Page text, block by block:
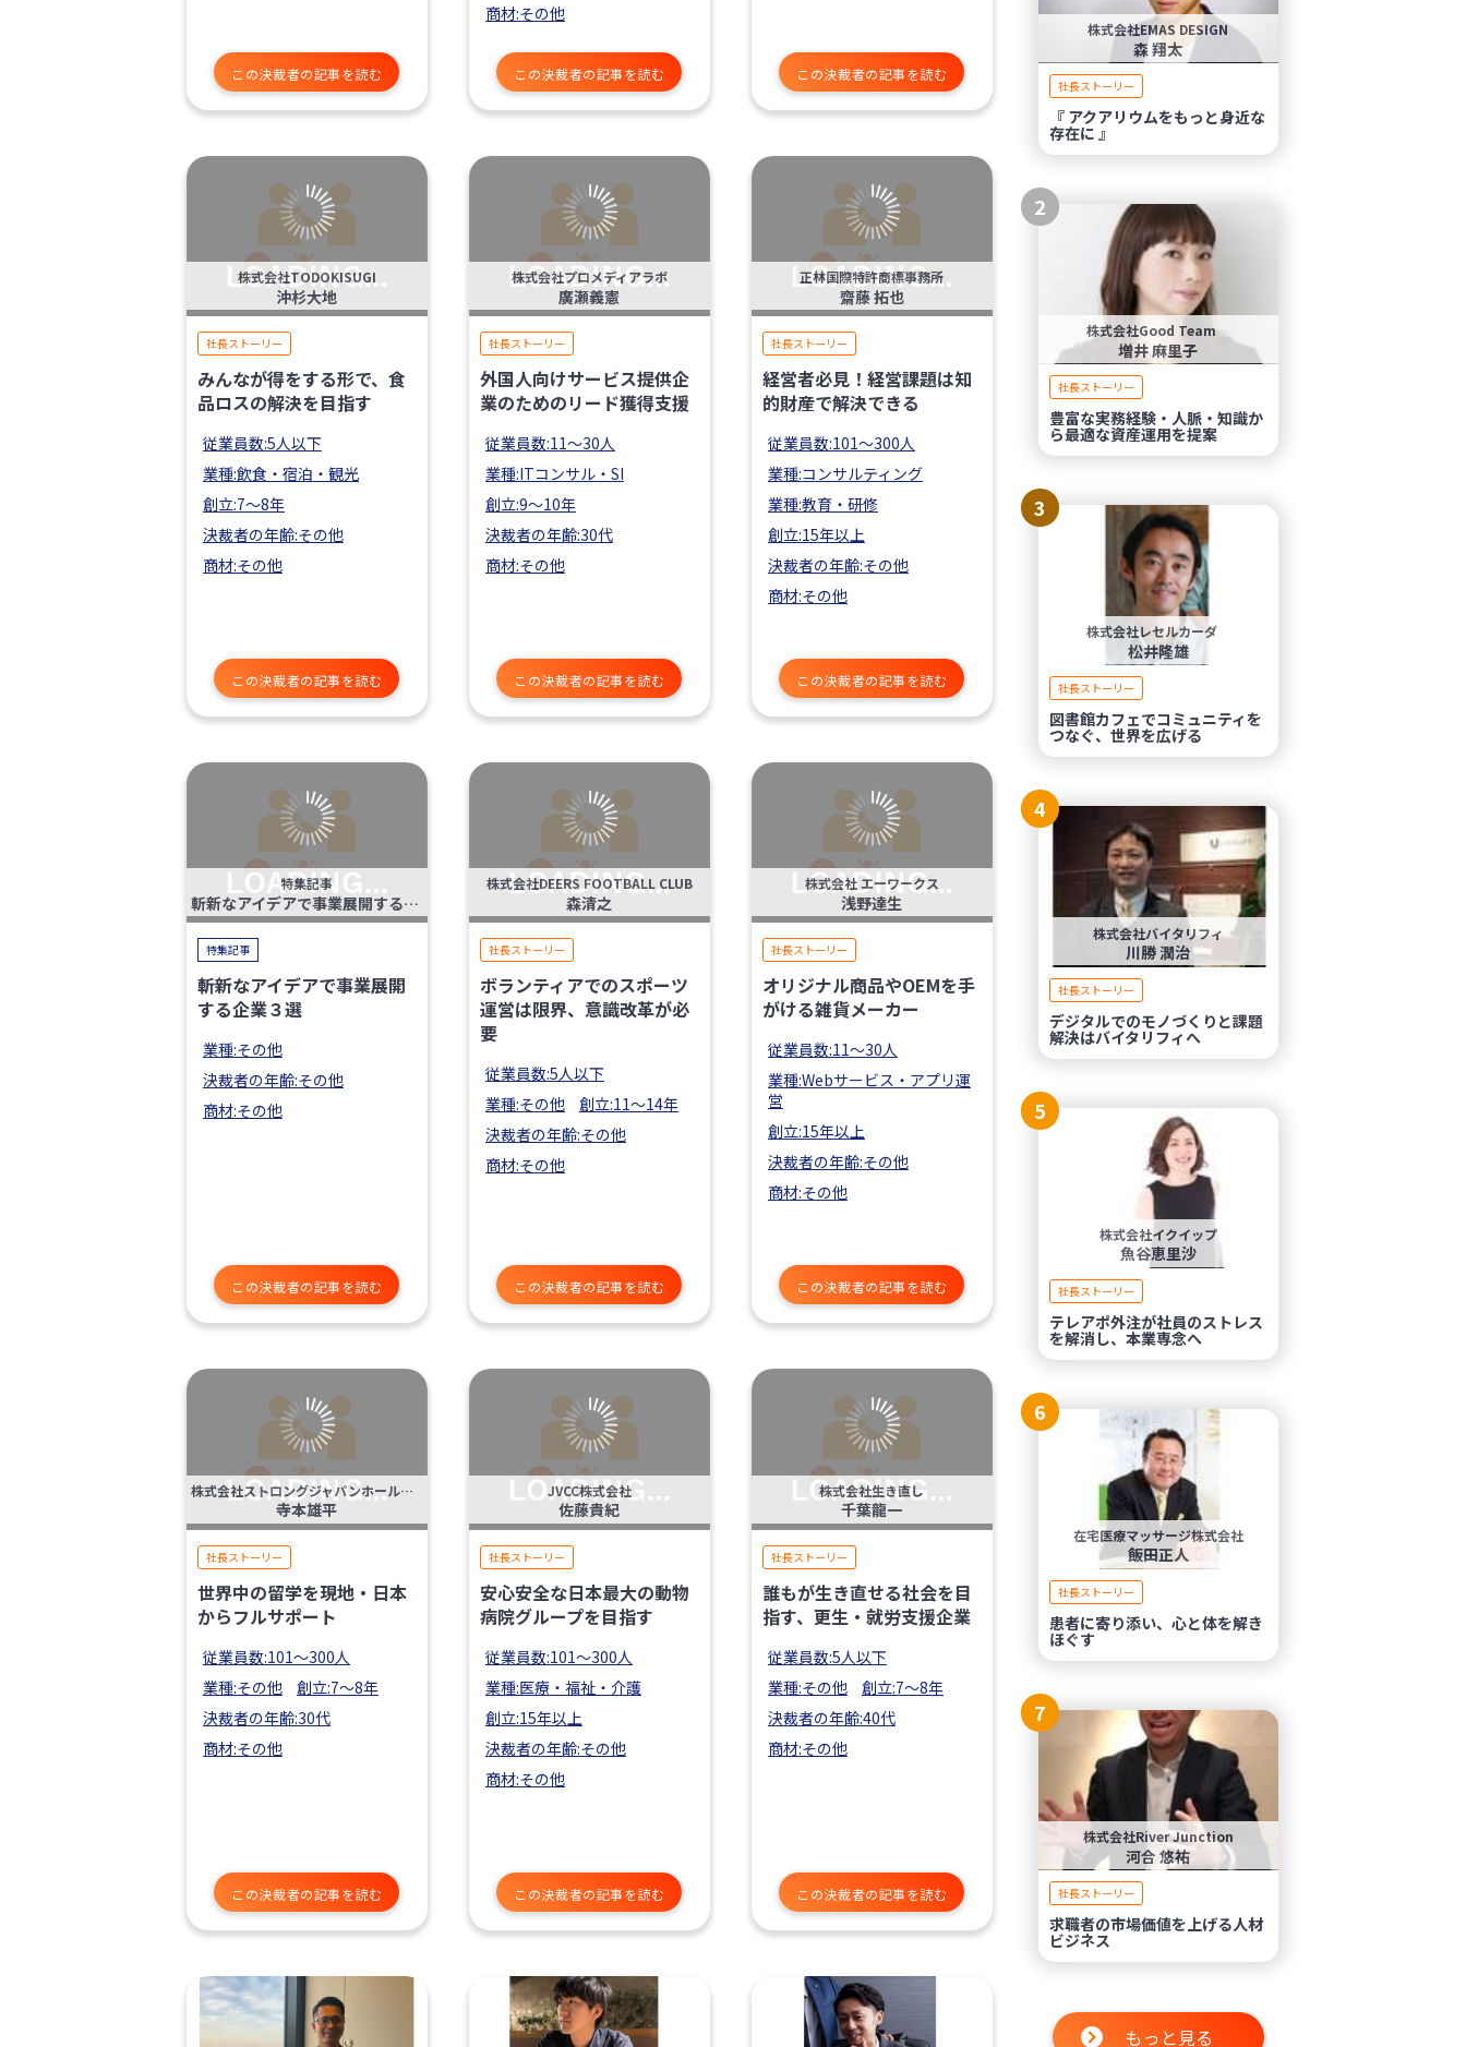
この決裁者の記事を読む
商材:その他
この決裁者の記事を読む この決裁者の記事を読む
株式会社TODOKISUGI
沖杉大地
社長ストーリー
みんなが得をする形で、食
品ロスの解決を目指す
従業員数:5人以下
業種:飲食・宿泊・観光
創立:7〜8年
決裁者の年齢:その他
商材:その他
この決裁者の記事を読む
株式会社プロメディアラボ
廣瀬義憲
社長ストーリー
外国人向けサービス提供企
業のためのリード獲得支援
従業員数:11〜30人
業種:ITコンサル・SI
創立:9〜10年
決裁者の年齢:30代
商材:その他
この決裁者の記事を読む
正林国際特許商標事務所
齋藤 拓也
社長ストーリー
経営者必見！経営課題は知
的財産で解決できる
従業員数:101〜300人
業種:コンサルティング
業種:教育・研修
創立:15年以上
決裁者の年齢:その他
商材:その他
この決裁者の記事を読む
特集記事
斬新なアイデアで事業展開する企業３選
特集記事
斬新なアイデアで事業展開
する企業３選
業種:その他
決裁者の年齢:その他
商材:その他
この決裁者の記事を読む
株式会社DEERS FOOTBALL CLUB
森清之
社長ストーリー
ボランティアでのスポーツ
運営は限界、意識改革が必
要
従業員数:5人以下
業種:その他
創立:11〜14年
決裁者の年齢:その他
商材:その他
この決裁者の記事を読む
株式会社 エーワークス
浅野達生
社長ストーリー
オリジナル商品やOEMを手
がける雑貨メーカー
従業員数:11〜30人
業種:Webサービス・アプリ運
営
創立:15年以上
決裁者の年齢:その他
商材:その他
この決裁者の記事を読む
株式会社ストロングジャパンホールディングス
寺本雄平
社長ストーリー
世界中の留学を現地・日本
からフルサポート
従業員数:101〜300人
業種:その他
創立:7〜8年
決裁者の年齢:30代
商材:その他
この決裁者の記事を読む
JVCC株式会社
佐藤貴紀
社長ストーリー
安心安全な日本最大の動物
病院グループを目指す
従業員数:101〜300人
業種:医療・福祉・介護
創立:15年以上
決裁者の年齢:その他
商材:その他
この決裁者の記事を読む
株式会社生き直し
千葉龍一
社長ストーリー
誰もが生き直せる社会を目
指す、更生・就労支援企業
従業員数:5人以下
業種:その他
創立:7〜8年
決裁者の年齢:40代
商材:その他
この決裁者の記事を読む
株式会社EMAS DESIGN
森 翔太
社長ストーリー
『 アクアリウムをもっと身近な
存在に 』
2
株式会社Good Team
増井 麻里子
社長ストーリー
豊富な実務経験・人脈・知識か
ら最適な資産運用を提案
3
株式会社レセルカーダ
松井隆雄
社長ストーリー
図書館カフェでコミュニティを
つなぐ、世界を広げる
4
株式会社バイタリフィ
川勝 潤治
社長ストーリー
デジタルでのモノづくりと課題
解決はバイタリフィへ
5
株式会社イクイップ
魚谷恵里沙
社長ストーリー
テレアポ外注が社員のストレス
を解消し、本業専念へ
6
在宅医療マッサージ株式会社
飯田正人
社長ストーリー
患者に寄り添い、心と体を解き
ほぐす
7
株式会社River Junction
河合 悠祐
社長ストーリー
求職者の市場価値を上げる人材
ビジネス
もっと見る